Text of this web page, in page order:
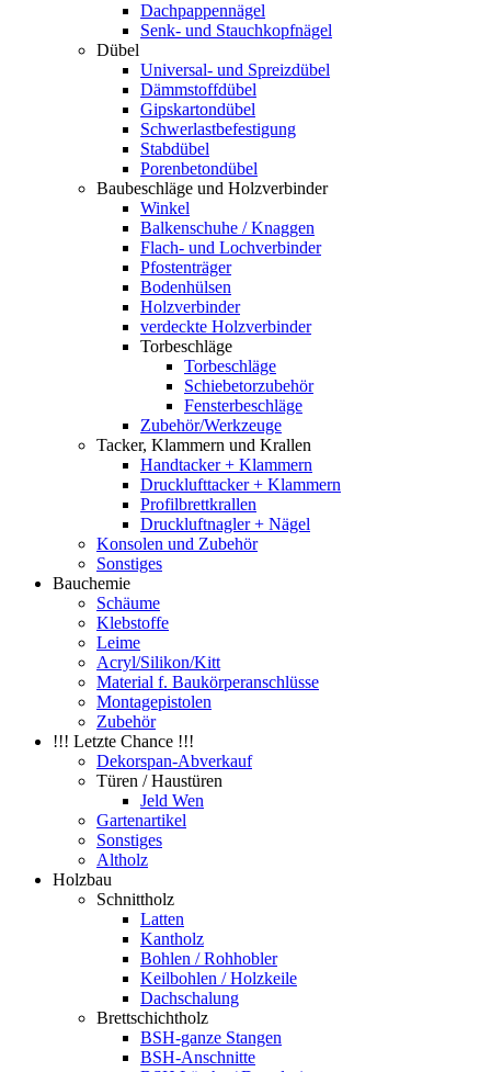
Dachpappennägel
Senk- und Stauchkopfnägel
Dübel
Universal- und Spreizdübel
Dämmstoffdübel
Gipskartondübel
Schwerlastbefestigung
Stabdübel
Porenbetondübel
Baubeschläge und Holzverbinder
Winkel
Balkenschuhe / Knaggen
Flach- und Lochverbinder
Pfostenträger
Bodenhülsen
Holzverbinder
verdeckte Holzverbinder
Torbeschläge
Torbeschläge
Schiebetorzubehör
Fensterbeschläge
Zubehör/Werkzeuge
Tacker, Klammern und Krallen
Handtacker + Klammern
Drucklufttacker + Klammern
Profilbrettkrallen
Druckluftnagler + Nägel
Konsolen und Zubehör
Sonstiges
Bauchemie
Schäume
Klebstoffe
Leime
Acryl/Silikon/Kitt
Material f. Baukörperanschlüsse
Montagepistolen
Zubehör
!!! Letzte Chance !!!
Dekorspan-Abverkauf
Türen / Haustüren
Jeld Wen
Gartenartikel
Sonstiges
Altholz
Holzbau
Schnittholz
Latten
Kantholz
Bohlen / Rohhobler
Keilbohlen / Holzkeile
Dachschalung
Brettschichtholz
BSH-ganze Stangen
BSH-Anschnitte